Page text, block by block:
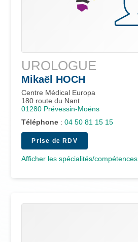
UROLOGUE
Mikaël HOCH
Centre Médical Europa
180 route du Nant
01280 Prévessin-Moëns
Téléphone : 04 50 81 15 15
Prise de RDV
Afficher les spécialités/compétences